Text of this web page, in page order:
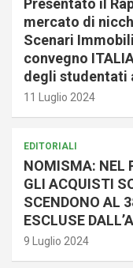
mercato di
Scenari
convegno
degli studentati
11 Luglio 2024
EDITORIALI
NOMISMA: NEL
GLI ACQUISTI
SCENDONO AL
ESCLUSE
9 Luglio 2024